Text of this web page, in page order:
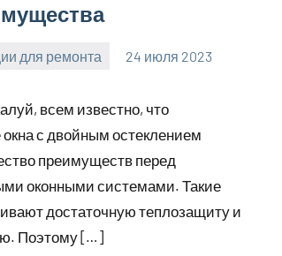
для ремонта 24 июля 2023
всем известно, что
с двойным остеклением
преимуществ перед
оконными системами. Такие
достаточную теплозащиту и
Поэтому […]